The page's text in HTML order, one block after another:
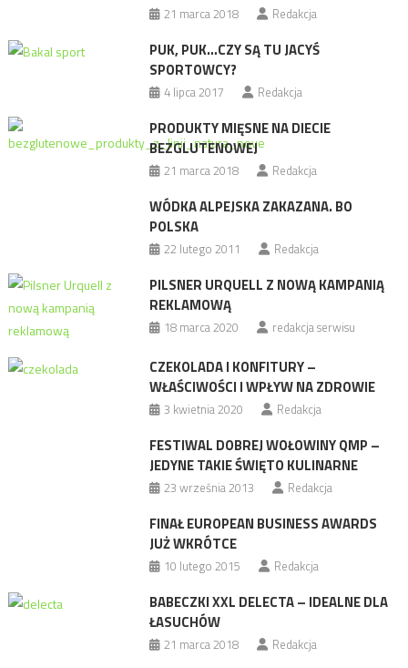
21 marca 2018 Redakcja
PUK, PUK…CZY SĄ TU JACYŚ
SPORTOWCY?
4 lipca 2017 Redakcja
PRODUKTY MIĘSNE NA DIECIE
BEZGLUTENOWEJ
21 marca 2018 Redakcja
WÓDKA ALPEJSKA ZAKAZANA. BO
POLSKA
22 lutego 2011 Redakcja
PILSNER URQUELL Z NOWĄ KAMPANIĄ
REKLAMOWĄ
18 marca 2020 redakcja serwisu
CZEKOLADA I KONFITURY –
WŁAŚCIWOŚCI I WPŁYW NA ZDROWIE
3 kwietnia 2020 Redakcja
FESTIWAL DOBREJ WOŁOWINY QMP –
JEDYNE TAKIE ŚWIĘTO KULINARNE
23 września 2013 Redakcja
FINAŁ EUROPEAN BUSINESS AWARDS
JUŻ WKRÓTCE
10 lutego 2015 Redakcja
BABECZKI XXL DELECTA – IDEALNE DLA
ŁASUCHÓW
21 marca 2018 Redakcja